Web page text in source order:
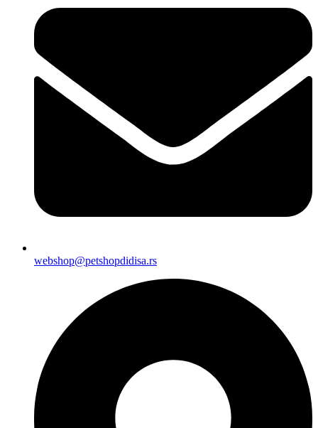
webshop@petshopdidisa.rs